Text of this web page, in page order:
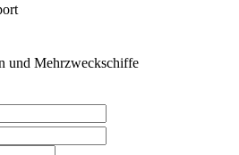
und Mehrzweckschiffe